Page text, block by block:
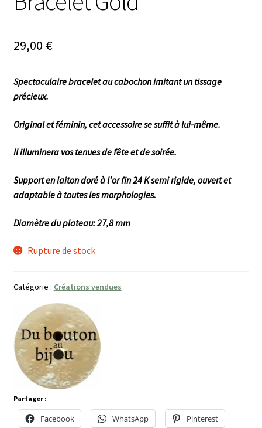
29,00 €
Spectaculaire bracelet au cabochon imitant un tissage
précieux.
Original et féminin, cet accessoire se suffit à lui-même.
Il illuminera vos tenues de fête et de soirée.
Support en laiton doré à l’or fin 24 K semi rigide, ouvert et
adaptable à toutes les morphologies.
Diamètre du plateau: 27,8 mm
Rupture de stock
Catégorie : Créations vendues
Partager :
Facebook WhatsApp Pinterest